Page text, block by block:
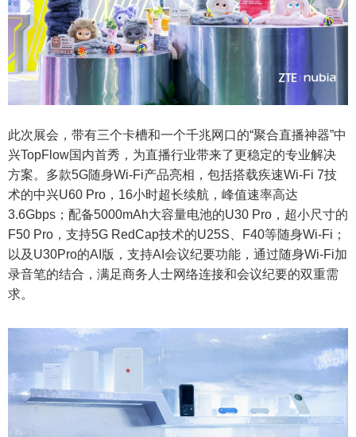
此次展会，带有三个卡槽和一个千兆网口的“聚合直播神器”中
兴TopFlow国内首秀，为直播行业带来了更稳定的专业解决
方案。多款5G随身Wi-Fi产品亮相，包括搭载疾速Wi-Fi 7技
术的中兴U60 Pro，16小时超长续航，峰值速率高达
3.6Gbps；配备5000mAh大容量电池的U30 Pro，超小尺寸的
F50 Pro，支持5G RedCap技术的U25S、F40等随身Wi-Fi；
以及U30Pro的AI版，支持AI会议纪要功能，通过随身Wi-Fi加
录音笔的结合，满足商务人士网络连接和会议纪要的双重需
求。